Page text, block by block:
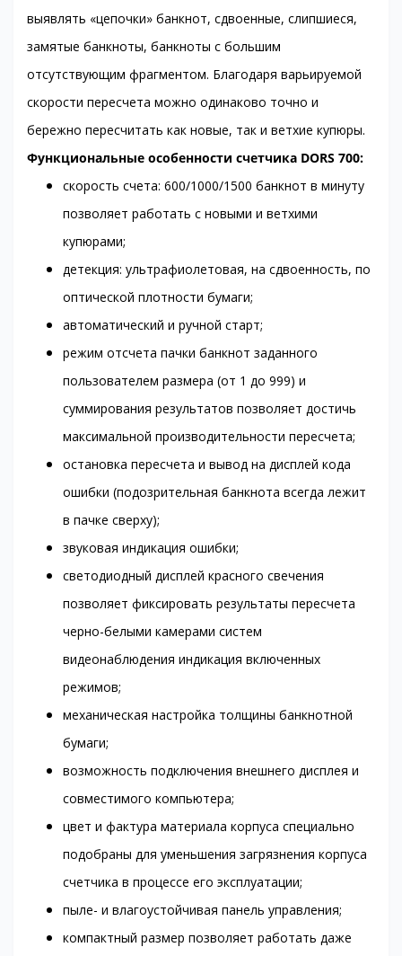
выявлять «цепочки» банкнот, сдвоенные, слипшиеся,
замятые банкноты, банкноты с большим
отсутствующим фрагментом. Благодаря варьируемой
скорости пересчета можно одинаково точно и
бережно пересчитать как новые, так и ветхие купюры.
Функциональные особенности счетчика DORS 700:
скорость счета: 600/1000/1500 банкнот в минуту
позволяет работать с новыми и ветхими
купюрами;
детекция: ультрафиолетовая, на сдвоенность, по
оптической плотности бумаги;
автоматический и ручной старт;
режим отсчета пачки банкнот заданного
пользователем размера (от 1 до 999) и
суммирования результатов позволяет достичь
максимальной производительности пересчета;
остановка пересчета и вывод на дисплей кода
ошибки (подозрительная банкнота всегда лежит
в пачке сверху);
звуковая индикация ошибки;
светодиодный дисплей красного свечения
позволяет фиксировать результаты пересчета
черно-белыми камерами систем
видеонаблюдения индикация включенных
режимов;
механическая настройка толщины банкнотной
бумаги;
возможность подключения внешнего дисплея и
совместимого компьютера;
цвет и фактура материала корпуса специально
подобраны для уменьшения загрязнения корпуса
счетчика в процессе его эксплуатации;
пыле- и влагоустойчивая панель управления;
компактный размер позволяет работать даже